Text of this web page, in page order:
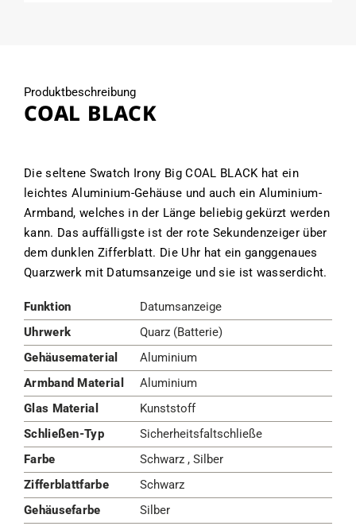
Produktbeschreibung
COAL BLACK
Die seltene Swatch Irony Big COAL BLACK hat ein
leichtes Aluminium-Gehäuse und auch ein Aluminium-
Armband, welches in der Länge beliebig gekürzt werden
kann. Das auffälligste ist der rote Sekundenzeiger über
dem dunklen Zifferblatt. Die Uhr hat ein ganggenaues
Quarzwerk mit Datumsanzeige und sie ist wasserdicht.
Funktion
Datumsanzeige
Uhrwerk
Quarz (Batterie)
Gehäusematerial
Aluminium
Armband Material
Aluminium
Glas Material
Kunststoff
Schließen-Typ
Sicherheitsfaltschließe
Farbe
Schwarz , Silber
Zifferblattfarbe
Schwarz
Gehäusefarbe
Silber